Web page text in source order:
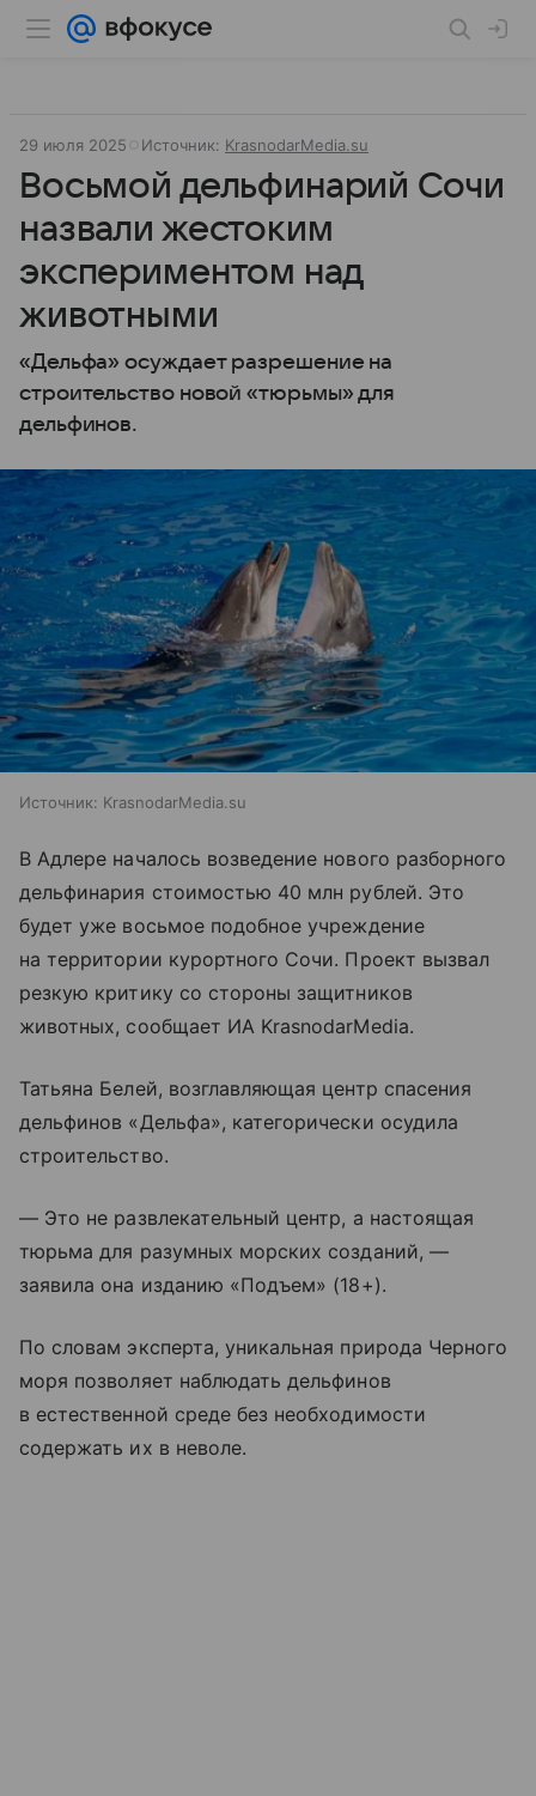
29 июля 2025 Источник: KrasnodarMedia.su
Восьмой дельфинарий Сочи
назвали жестоким
экспериментом над
животными
«Дельфа» осуждает разрешение на
строительство новой «тюрьмы» для
дельфинов.
Источник: KrasnodarMedia.su
В Адлере началось возведение нового разборного
дельфинария стоимостью 40 млн рублей. Это
будет уже восьмое подобное учреждение
на территории курортного Сочи. Проект вызвал
резкую критику со стороны защитников
животных, сообщает ИА KrasnodarMedia.
Татьяна Белей, возглавляющая центр спасения
дельфинов «Дельфа», категорически осудила
строительство.
— Это не развлекательный центр, а настоящая
тюрьма для разумных морских созданий, —
заявила она изданию «Подъем» (18+).
По словам эксперта, уникальная природа Черного
моря позволяет наблюдать дельфинов
в естественной среде без необходимости
содержать их в неволе.